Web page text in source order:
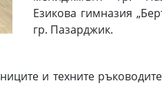
Езикова гимназия
гр. Пазарджик.
и техните